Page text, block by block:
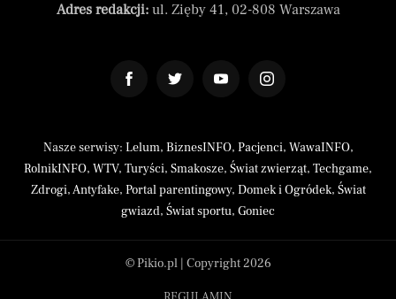
Adres redakcji:ul. Zięby 41, 02-808 Warszawa
Nasze serwisy: Lelum, BiznesINFO, Pacjenci, WawaINFO,
RolnikINFO, WTV, Turyści, Smakosze, Świat zwierząt, Techgame,
Zdrogi,Antyfake, Portal parentingowy, Domek i Ogródek, Świat
gwiazd, Świat sportu, Goniec
© Pikio.pl | Copyright 2026